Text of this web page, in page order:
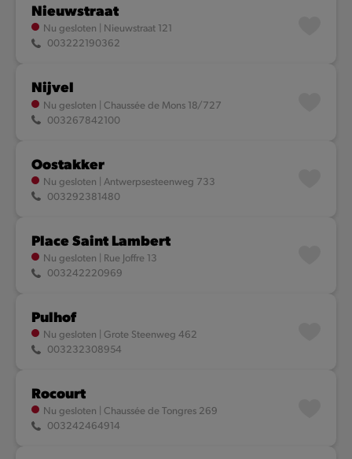
Nieuwstraat
Nu gesloten
Nieuwstraat 121
003222190362
Nijvel
Nu gesloten
Chaussée de Mons 18/727
003267842100
Oostakker
Nu gesloten
Antwerpsesteenweg 733
003292381480
Place Saint Lambert
Nu gesloten
Rue Joffre 13
003242220969
Pulhof
Nu gesloten
Grote Steenweg 462
003232308954
Rocourt
Nu gesloten
Chaussée de Tongres 269
003242464914